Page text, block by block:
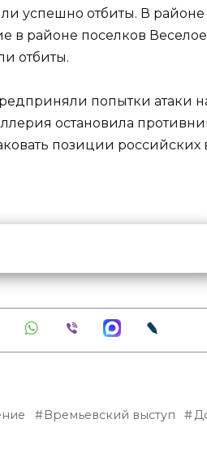
успешно отбиты. В
в районе поселков
отбиты.
попытки атаки
остановила
позиции российских
Времьевский выступ